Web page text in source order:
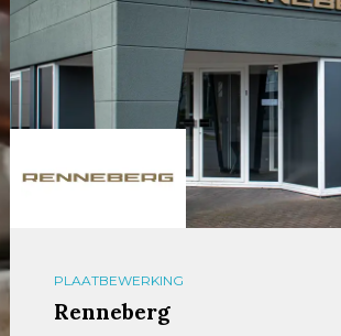
PLAATBEWERKING
Renneberg